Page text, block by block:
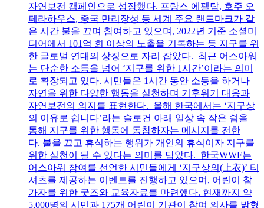
자연보전 캠페인으로 성장했다. 프랑스 에펠탑, 호주 오
페라하우스, 중국 만리장성 등 세계 주요 랜드마크가 같
은 시간 불을 끄며 참여하고 있으며, 2022년 기준 소셜미
디어에서 101억 회 이상의 노출을 기록하는 등 지구를 위
한 글로벌 연대의 상징으로 자리 잡았다. 최근 어스아워
는 단순한 소등을 넘어 ‘지구를 위한 1시간’이라는 의미
로 확장되고 있다. 시민들은 1시간 동안 소등을 하거나
자연을 위한 다양한 행동을 실천하며 기후위기 대응과
자연보전의 의지를 표현한다. 올해 한국에서는 ‘지구상
의 이유로 쉽니다’라는 슬로건 아래 일상 속 작은 쉼을
통해 지구를 위한 행동에 동참하자는 메시지를 전한
다. 불을 끄고 휴식하는 행위가 개인의 휴식이자 지구를
위한 실천이 될 수 있다는 의미를 담았다. 한국WWF는
어스아워 참여를 선언한 시민들에게 ‘지구상의(上衣)’ 티
셔츠를 제공하는 이벤트를 진행하고 있으며, 어린이 참
가자를 위한 굿즈와 교육자료를 마련했다. 현재까지 약
5,000명의 시민과 175개 어린이 기관이 참여 의사를 밝혔